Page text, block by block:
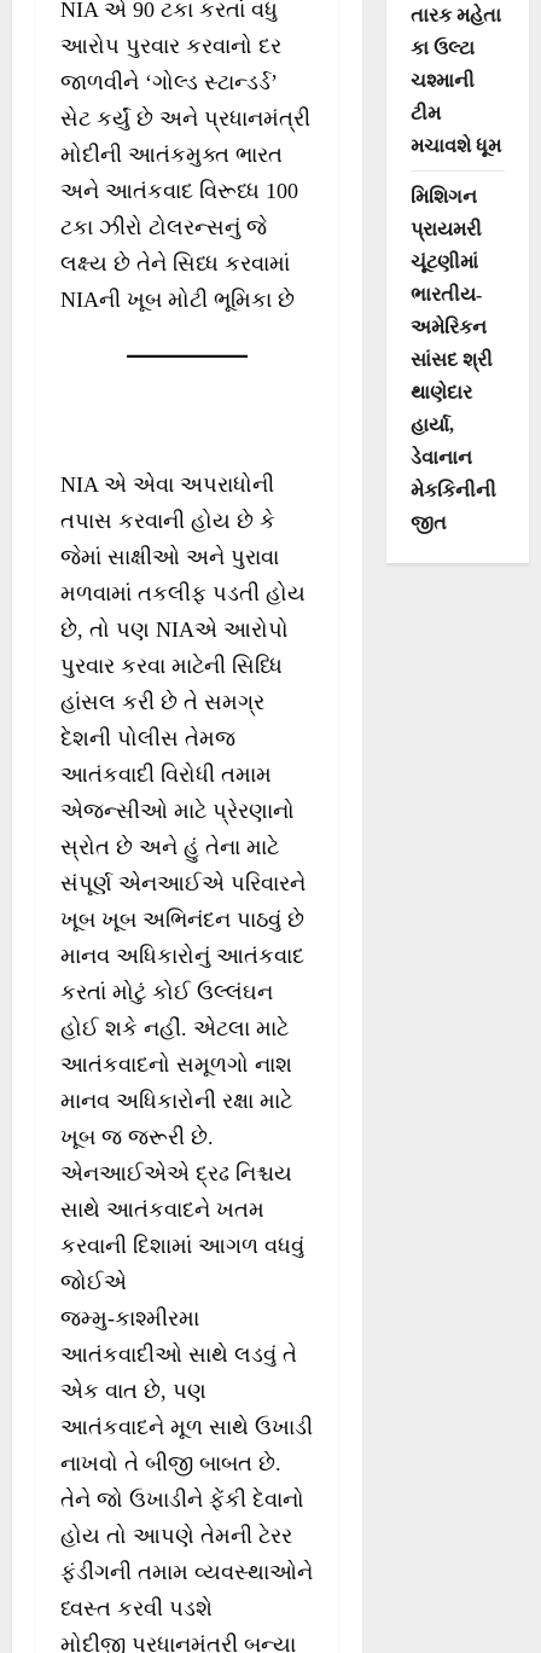
NIA એ 90 ટકા કરતાં વધુ
આરોપ પુરવાર કરવાનો દર
જાળવીને ‘ગોલ્ડ સ્ટાન્ડર્ડ’
સેટ કર્યું છે અને પ્રધાનમંત્રી
મોદીની આતંકમુક્ત ભારત
અને આતંકવાદ વિરૂધ્ધ 100
ટકા ઝીરો ટોલરન્સનું જે
લક્ષ્ય છે તેને સિધ્ધ કરવામાં
NIAની ખૂબ મોટી ભૂમિકા છે
NIA એ એવા અપરાધોની
તપાસ કરવાની હોય છે કે
જેમાં સાક્ષીઓ અને પુરાવા
મળવામાં તકલીફ પડતી હોય
છે, તો પણ NIAએ આરોપો
પુરવાર કરવા માટેની સિધ્ધિ
હાંસલ કરી છે તે સમગ્ર
દેશની પોલીસ તેમજ
આતંકવાદી વિરોધી તમામ
એજન્સીઓ માટે પ્રેરણાનો
સ્રોત છે અને હું તેના માટે
સંપૂર્ણ એનઆઈએ પરિવારને
ખૂબ ખૂબ અભિનંદન પાઠવું છે
માનવ અધિકારોનું આતંકવાદ
કરતાં મોટું કોઈ ઉલ્લંઘન
હોઈ શકે નહીં. એટલા માટે
આતંકવાદનો સમૂળગો નાશ
માનવ અધિકારોની રક્ષા માટે
ખૂબ જ જરૂરી છે.
એનઆઈએએ દ્રઢ નિશ્ચય
સાથે આતંકવાદને ખતમ
કરવાની દિશામાં આગળ વધવું
જોઈએ
જમ્મુ-કાશ્મીરમા
આતંકવાદીઓ સાથે લડવું તે
એક વાત છે, પણ
આતંકવાદને મૂળ સાથે ઉખાડી
નાખવો તે બીજી બાબત છે.
તેને જો ઉખાડીને ફેંકી દેવાનો
હોય તો આપણે તેમની ટેરર
ફંડીંગની તમામ વ્યવસ્થાઓને
ધ્વસ્ત કરવી પડશે
મોદીજી પ્રધાનમંત્રી બન્યા
તારક મહેતા
કા ઉલ્ટા
ચશ્માની
ટીમ
મચાવશે ધૂમ
મિશિગન
પ્રાયમરી
ચૂંટણીમાં
ભારતીય-
અમેરિકન
સાંસદ શ્રી
થાણેદાર
હાર્યા,
ડેવાનાન
મેકકિનીની
જીત